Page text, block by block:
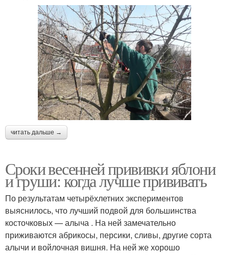
читать дальше →
Сроки весенней прививки яблони
и груши: когда лучше прививать
По результатам четырёхлетних экспериментов
выяснилось, что лучший подвой для большинства
косточковых — алыча . На ней замечательно
приживаются абрикосы, персики, сливы, другие сорта
алычи и войлочная вишня. На ней же хорошо